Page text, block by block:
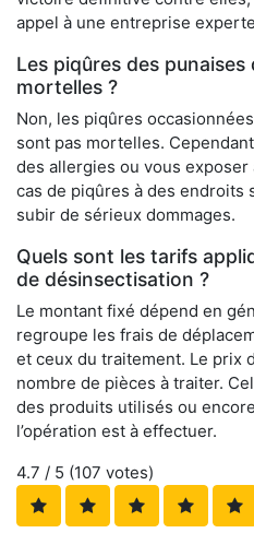
appel à une entreprise
Les piqûres des
mortelles ?
Non, les piqûres
sont pas mortelles.
des allergies ou vous
cas de piqûres à des endroits
subir de sérieux dommages.
Quels sont les tarifs
de désinsectisation ?
Le montant fixé dépend en
regroupe les frais de
et ceux du traitement. Le prix
nombre de pièces à traiter.
des produits utilisés ou
l’opération est à effectuer.
4.7 / 5 (107 votes)